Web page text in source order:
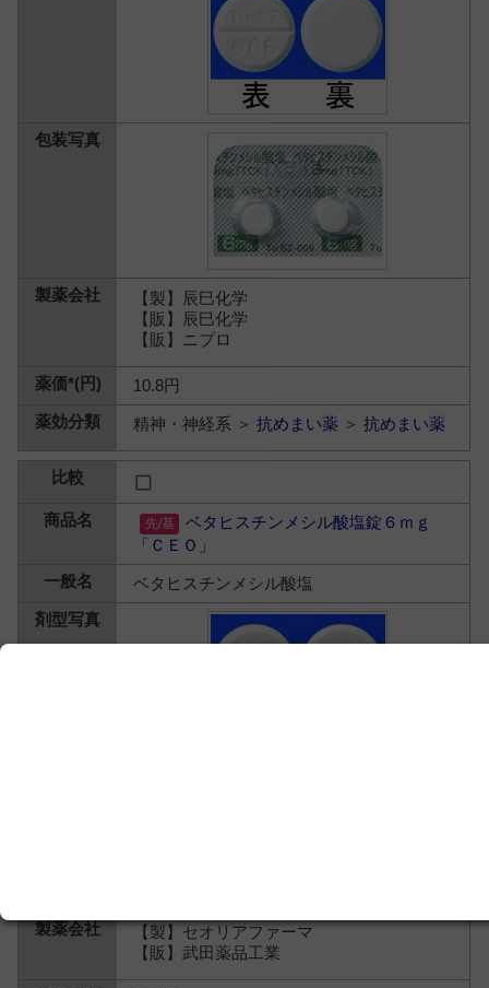
【製】辰巳化学
【販】辰巳化学
【販】ニプロ
10.8円
精神・神経系 ＞抗めまい薬 ＞抗めまい薬
ベタヒスチンメシル酸塩錠６ｍｇ
「ＣＥＯ」
ベタヒスチンメシル酸塩
【製】セオリアファーマ
【販】武田薬品工業